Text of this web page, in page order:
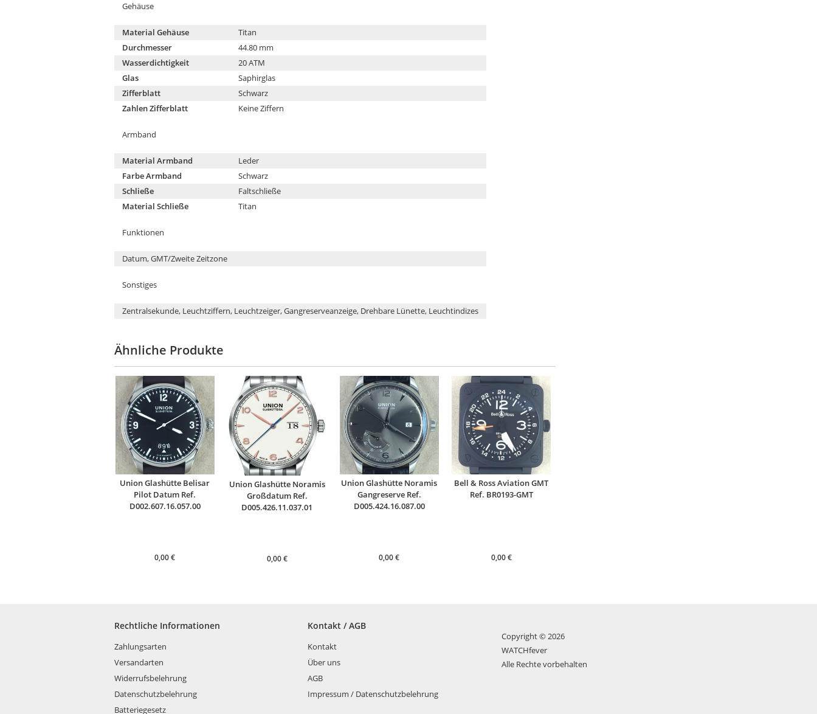
Gehäuse
Material Gehäuse
Titan
Durchmesser
44.80 mm
Wasserdichtigkeit
20 ATM
Glas
Saphirglas
Zifferblatt
Schwarz
Zahlen Zifferblatt
Keine Ziffern
Armband
Material Armband
Leder
Farbe Armband
Schwarz
Schließe
Faltschließe
Material Schließe
Titan
Funktionen
Datum, GMT/Zweite Zeitzone
Sonstiges
Zentralsekunde, Leuchtziffern, Leuchtzeiger, Gangreserveanzeige, Drehbare Lünette, Leuchtindizes
Ähnliche Produkte
Union Glashütte Belisar
Pilot Datum Ref.
D002.607.16.057.00
0,00€
Union Glashütte Noramis
Großdatum Ref.
D005.426.11.037.01
0,00€
Union Glashütte Noramis
Gangreserve Ref.
D005.424.16.087.00
0,00€
Bell & Ross Aviation GMT
Ref. BR0193-GMT
0,00€
Rechtliche Informationen
Zahlungsarten
Versandarten
Widerrufsbelehrung
Datenschutzbelehrung
Batteriegesetz
Kontakt / AGB
Kontakt
Über uns
AGB
Impressum / Datenschutzbelehrung
Copyright © 2026
WATCHfever
Alle Rechte vorbehalten